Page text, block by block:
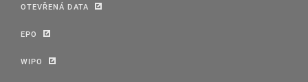
OTEVŘENÁ DATA
EPO
WIPO